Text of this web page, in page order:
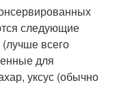
следующие
всего
для
уксус (обычно